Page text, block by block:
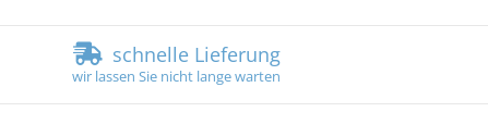
schnelle Lieferung
wir lassen Sie nicht lange warten